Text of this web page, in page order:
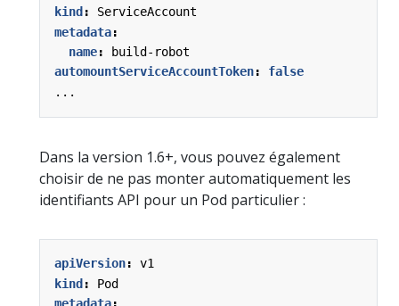
kind :
ServiceAccount
metadata:
name:
build-robot
automountServiceAccountToken:
false
...
Dans la version 1.6+, vous pouvez également
choisir de ne pas monter automatiquement les
identifiants API pour un Pod particulier :
apiVersion:
v1
kind:
Pod